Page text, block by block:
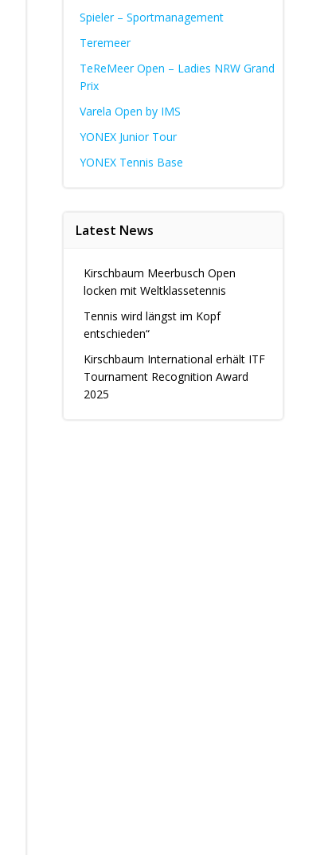
Spieler – Sportmanagement
Teremeer
TeReMeer Open – Ladies NRW Grand
Prix
Varela Open by IMS
YONEX Junior Tour
YONEX Tennis Base
Latest News
Kirschbaum Meerbusch Open
locken mit Weltklassetennis
Tennis wird längst im Kopf
entschieden“
Kirschbaum International erhält ITF
Tournament Recognition Award
2025